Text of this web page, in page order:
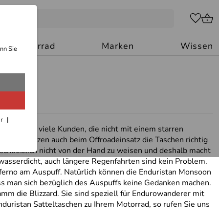
SieMotorrad Marken Wissen
Es gibt viele Kunden, die nicht mit einem starren
Tat sitzen auch beim Offroadeinsatz die Taschen richtig
nicht von der Hand zu weisen und deshalb macht
auch längere Regenfahrten sind kein Problem.
am Auspuff. Natürlich können die Enduristan Monsoon
sich bezüglich des Auspuffs keine Gedanken machen.
die Blizzard. Sie sind speziell für Endurowanderer mit
Satteltaschen zu Ihrem Motorrad, so rufen Sie uns